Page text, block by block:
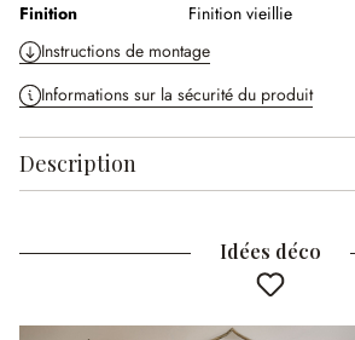
Finition
Finition vieillie
Instructions de montage
Informations sur la sécurité du produit
Description
Idées déco